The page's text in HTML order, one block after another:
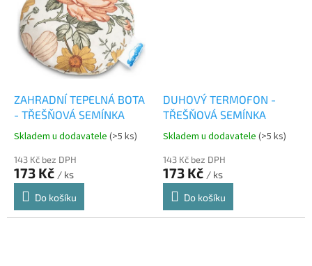
ZAHRADNÍ TEPELNÁ BOTA
- TŘEŠŇOVÁ SEMÍNKA
Skladem u dodavatele (>5 ks)
143 Kč bez DPH
173 Kč / ks
Do košíku
DUHOVÝ TERMOFON -
TŘEŠŇOVÁ SEMÍNKA
Skladem u dodavatele (>5 ks)
143 Kč bez DPH
173 Kč / ks
Do košíku